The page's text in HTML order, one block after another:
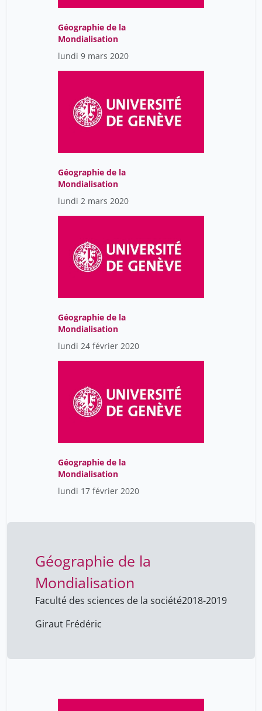
Géographie de la
Mondialisation
lundi 9 mars 2020
Géographie de la
Mondialisation
lundi 2 mars 2020
Géographie de la
Mondialisation
lundi 24 février 2020
Géographie de la
Mondialisation
lundi 17 février 2020
Géographie de la
Mondialisation
Faculté des sciences de la société2018-2019
Giraut Frédéric